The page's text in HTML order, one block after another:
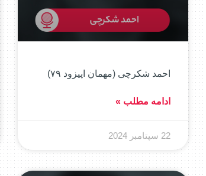
احمد شکرچی (مهمان اپیزود ۷۹)
ادامه مطلب »
22 سپتامبر 2024